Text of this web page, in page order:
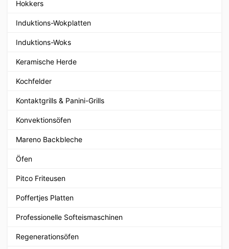
Hokkers
Induktions-Wokplatten
Induktions-Woks
Keramische Herde
Kochfelder
Kontaktgrills & Panini-Grills
Konvektionsöfen
Mareno Backbleche
Öfen
Pitco Friteusen
Poffertjes Platten
Professionelle Softeismaschinen
Regenerationsöfen